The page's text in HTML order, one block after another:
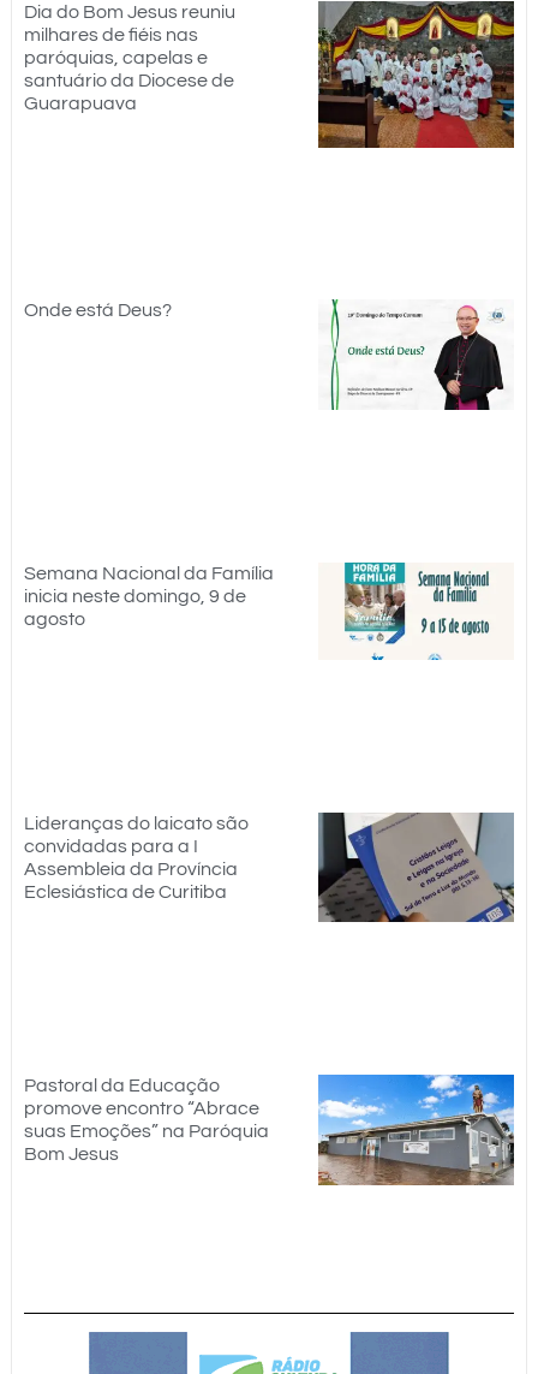
Dia do Bom Jesus reuniu
milhares de fiéis nas
paróquias, capelas e
santuário da Diocese de
Guarapuava
Onde está Deus?
Semana Nacional da Família
inicia neste domingo, 9 de
agosto
Lideranças do laicato são
convidadas para a I
Assembleia da Província
Eclesiástica de Curitiba
Pastoral da Educação
promove encontro “Abrace
suas Emoções” na Paróquia
Bom Jesus